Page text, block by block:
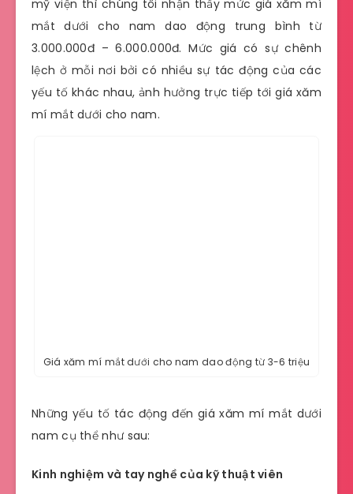
mỹ viện thì chúng tôi nhận thấy mức giá xăm mí
mắt dưới cho nam dao động trung bình từ
3.000.000đ – 6.000.000đ. Mức giá có sự chênh
lệch ở mỗi nơi bởi có nhiều sự tác động của các
yếu tố khác nhau, ảnh hưởng trực tiếp tới giá xăm
mí mắt dưới cho nam.
Giá xăm mí mắt dưới cho nam dao động từ 3-6 triệu
Những yếu tố tác động đến giá xăm mí mắt dưới
nam cụ thể như sau:
Kinh nghiệm và tay nghề của kỹ thuật viên